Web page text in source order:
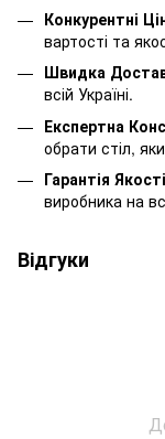
Конкурентні
вартості та
Швидка
всій Україні.
Експертна
обрати стіл,
Гарантія
виробника на
Відгуки